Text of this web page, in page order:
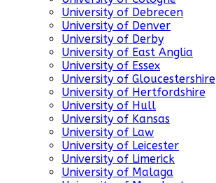
University of Debrecen
University of Denver
University of Derby
University of East Anglia
University of Essex
University of Gloucestershire
University of Hertfordshire
University of Hull
University of Kansas
University of Law
University of Leicester
University of Limerick
University of Malaga